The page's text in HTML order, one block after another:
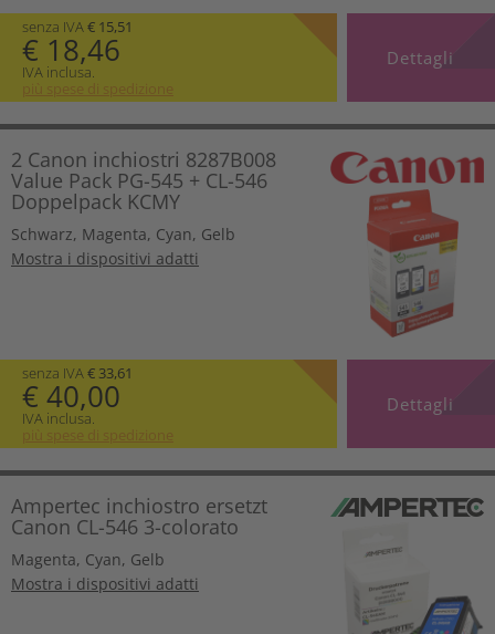
senza IVA € 15,51
€ 18,46
IVA inclusa.
più spese di spedizione
Dettagli
2 Canon inchiostri 8287B008
Value Pack PG-545 + CL-546
Doppelpack KCMY
Schwarz, Magenta, Cyan, Gelb
Mostra i dispositivi adatti
senza IVA€ 33,61
€ 40,00
IVA inclusa.
più spese di spedizione
Dettagli
Ampertec inchiostro ersetzt
Canon CL-546 3-colorato
Magenta, Cyan, Gelb
Mostra i dispositivi adatti